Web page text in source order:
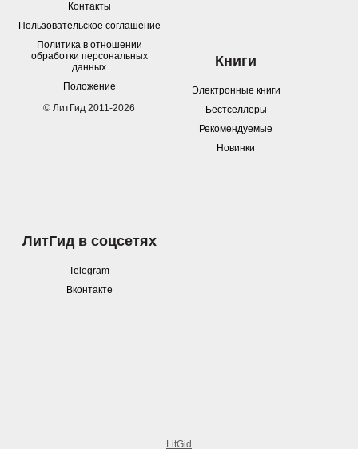
Контакты
Пользовательское соглашение
Политика в отношении
обработки персональных
данных
Положение
© ЛитГид 2011-2026
Книги
Электронные книги
Бестселлеры
Рекомендуемые
Новинки
ЛитГид в соцсетях
Telegram
Вконтакте
LitGid